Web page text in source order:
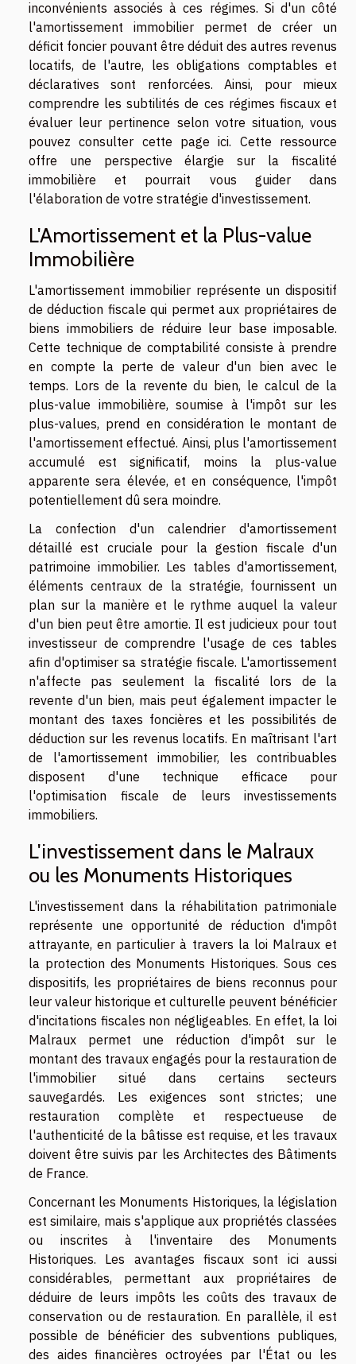
inconvénients associés à ces régimes. Si d'un côté
l'amortissement immobilier permet de créer un
déficit foncier pouvant être déduit des autres revenus
locatifs, de l'autre, les obligations comptables et
déclaratives sont renforcées. Ainsi, pour mieux
comprendre les subtilités de ces régimes fiscaux et
évaluer leur pertinence selon votre situation, vous
pouvezconsulter cette page ici. Cette ressource
offre une perspective élargie sur la fiscalité
immobilière et pourrait vous guider dans
l'élaboration de votre stratégie d'investissement.
L'Amortissement et la Plus-value
Immobilière
L'amortissement immobilier représente un dispositif
de déduction fiscale qui permet aux propriétaires de
biens immobiliers de réduire leur base imposable.
Cette technique de comptabilité consiste à prendre
en compte la perte de valeur d'un bien avec le
temps. Lors de la revente du bien, le calcul de la
plus-value immobilière, soumise à l'impôt sur les
plus-values, prend en considération le montant de
l'amortissement effectué. Ainsi, plus l'amortissement
accumulé est significatif, moins la plus-value
apparente sera élevée, et en conséquence, l'impôt
potentiellement dû sera moindre.
La confection d'un calendrier d'amortissement
détaillé est cruciale pour la gestion fiscale d'un
patrimoine immobilier. Les tables d'amortissement,
éléments centraux de la stratégie, fournissent un
plan sur la manière et le rythme auquel la valeur
d'un bien peut être amortie. Il est judicieux pour tout
investisseur de comprendre l'usage de ces tables
afin d'optimiser sa stratégie fiscale. L'amortissement
n'affecte pas seulement la fiscalité lors de la
revente d'un bien, mais peut également impacter le
montant des taxes foncières et les possibilités de
déduction sur les revenus locatifs. En maîtrisant l'art
de l'amortissement immobilier, les contribuables
disposent d'une technique efficace pour
l'optimisation fiscale de leurs investissements
immobiliers.
L'investissement dans le Malraux
ou les Monuments Historiques
L'investissement dans la réhabilitation patrimoniale
représente une opportunité de réduction d'impôt
attrayante, en particulier à travers la loi Malraux et
la protection des Monuments Historiques. Sous ces
dispositifs, les propriétaires de biens reconnus pour
leur valeur historique et culturelle peuvent bénéficier
d'incitations fiscales non négligeables. En effet, la loi
Malraux permet une réduction d'impôt sur le
montant des travaux engagés pour la restauration de
l'immobilier situé dans certains secteurs
sauvegardés. Les exigences sont strictes; une
restauration complète et respectueuse de
l'authenticité de la bâtisse est requise, et les travaux
doivent être suivis par les Architectes des Bâtiments
de France.
Concernant les Monuments Historiques, la législation
est similaire, mais s'applique aux propriétés classées
ou inscrites à l'inventaire des Monuments
Historiques. Les avantages fiscaux sont ici aussi
considérables, permettant aux propriétaires de
déduire de leurs impôts les coûts des travaux de
conservation ou de restauration. En parallèle, il est
possible de bénéficier des subventions publiques,
des aides financières octroyées par l'État ou les